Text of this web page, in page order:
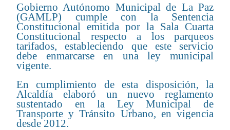
Gobierno Autónomo Municipal de La Paz
(GAMLP) cumple con la Sentencia
Constitucional emitida por la Sala Cuarta
Constitucional respecto a los parqueos
tarifados, estableciendo que este servicio
debe enmarcarse en una ley municipal
vigente.
En cumplimiento de esta disposición, la
Alcaldía elaboró un nuevo reglamento
sustentado en la Ley Municipal de
Transporte y Tránsito Urbano, en vigencia
desde 2012.